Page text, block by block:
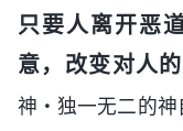
只要人离开恶
意，改变对人的
神・独一无二的